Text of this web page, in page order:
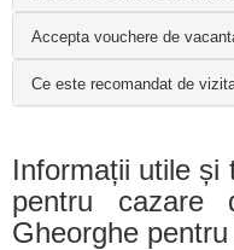
Accepta vouchere de
Ce este recomandat de
Informații utile și
pentru cazare
Gheorghe